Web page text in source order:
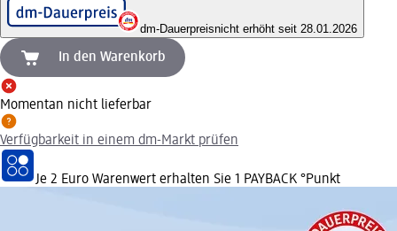
dm-Dauerpreisnicht erhöht seit 28.01.2026
In den Warenkorb
Momentan nicht lieferbar
Verfügbarkeit in einem dm-Markt prüfen
Je 2 Euro Warenwert erhalten Sie 1 PAYBACK °Punkt